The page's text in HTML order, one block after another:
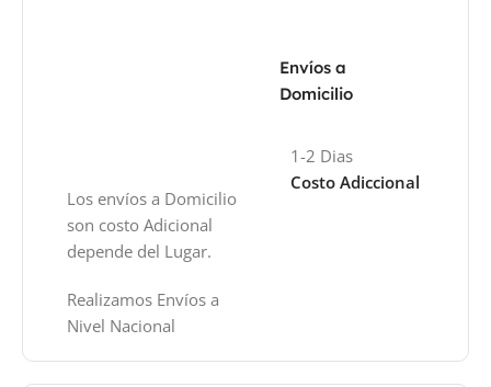
Envíos a
Domicilio
Los envíos a Domicilio
son costo Adicional
depende del Lugar.
Realizamos Envíos a
Nivel Nacional
1-2 Dias
Costo Adiccional